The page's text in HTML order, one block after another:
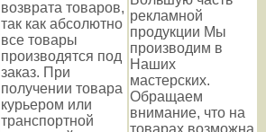
возврата товаров,
так как абсолютно
все товары
производятся под
заказ. При
получении товара
курьером или
транспортной
рекламной
продукции Мы
производим в
Наших
мастерских.
Обращаем
внимание, что на
товарах возможна